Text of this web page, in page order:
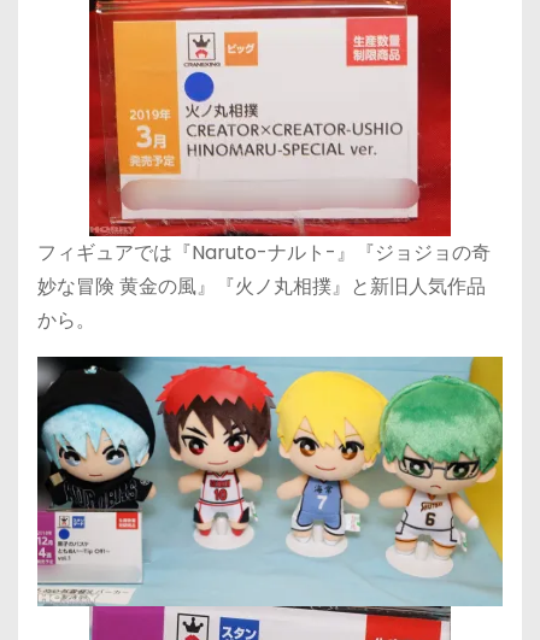
フィギュアでは『Naruto-ナルト-』『ジョジョの奇
妙な冒険 黄金の風』『火ノ丸相撲』と新旧人気作品
から。